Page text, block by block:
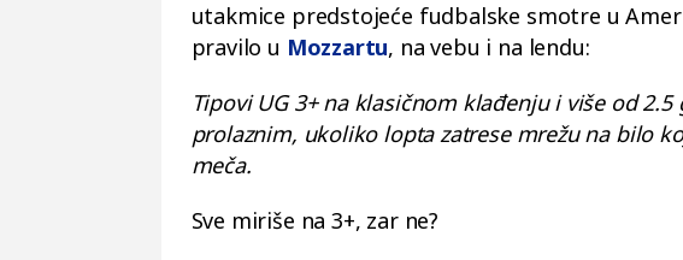
utakmice predstojeće fudbalske smotre u
pravilo u Mozzartu, na vebu i na lendu:
Tipovi UG 3+ na klasičnom klađenju i više od
prolaznim, ukoliko lopta zatrese mrežu na bilo
meča.
Sve miriše na 3+, zar ne?